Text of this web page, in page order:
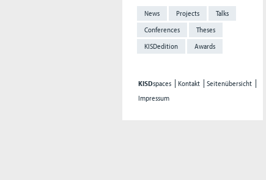
News Projects
Talks
Conferences
Theses
KISDedition
Awards
KISDspaces Kontakt
Seitenübersicht
Impressum